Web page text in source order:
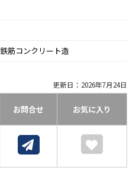
筋コンクリート造
更新日：2026年7月24日
お問合せ お気に入り